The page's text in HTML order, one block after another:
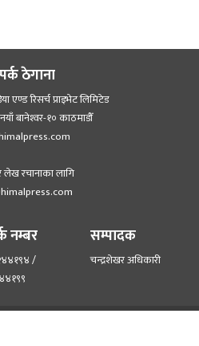
ठेगाना
एण्ड रिसर्च प्राइभेट लिमिटेड
बानेश्‍वर-१० काठमाडौँ
लेख रचानाका लागि
नम्बर
/
सम्पादक
चन्द्रशेखर अधिकारी